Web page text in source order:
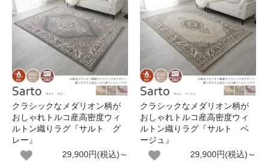
クラシックなメダリオン柄が
おしゃれトルコ産高密度ウィ
ルトン織りラグ『サルト グ
レー』
29,900円(税込)～
クラシックなメダリオン柄が
おしゃれトルコ産高密度ウィ
ルトン織りラグ『サルト ベ
ージュ』
29,900円(税込)～